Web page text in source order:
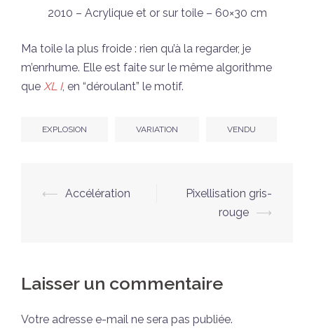
2010 – Acrylique et or sur toile – 60×30 cm
Ma toile la plus froide : rien qu’à la regarder, je
m’enrhume. Elle est faite sur le même algorithme
que XL I, en “déroulant” le motif.
EXPLOSION VARIATION VENDU
Navigation
⟵ Accélération
Pixellisation gris-
rouge ⟶
Laisser un commentaire
Votre adresse e-mail ne sera pas publiée.